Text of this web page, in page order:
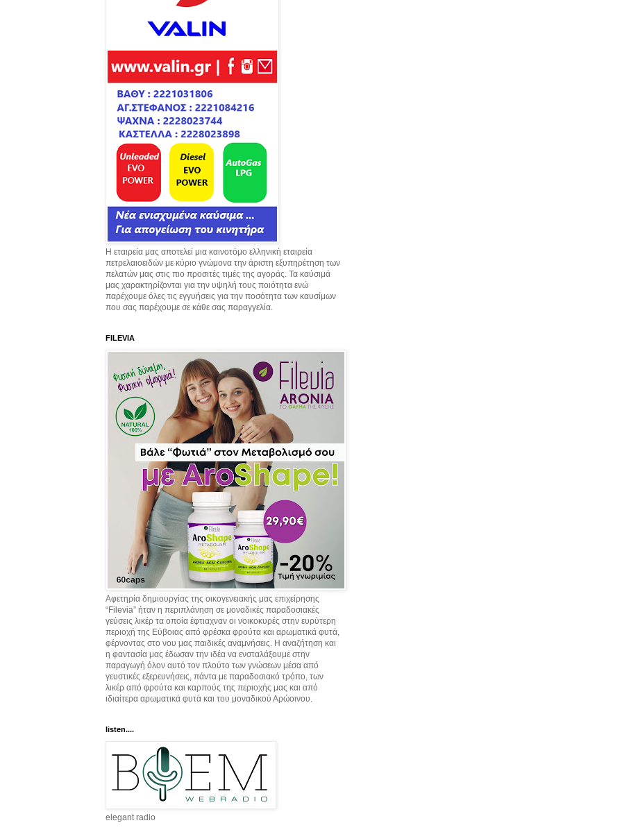
Η εταιρεία μας αποτελεί μια καινοτόμο ελληνική εταιρεία
πετρελαιοειδών με κύριο γνώμονα την άριστη εξυπηρέτηση των
πελατών μας στις πιο προσιτές τιμές της αγοράς. Τα καύσιμά
μας χαρακτηρίζονται για την υψηλή τους ποιότητα ενώ
παρέχουμε όλες τις εγγυήσεις για την ποσότητα των καυσίμων
που σας παρέχουμε σε κάθε σας παραγγελία.
FILEVIA
Αφετηρία δημιουργίας της οικογενειακής μας επιχείρησης
“Filevia” ήταν η περιπλάνηση σε μοναδικές παραδοσιακές
γεύσεις λικέρ τα οποία έφτιαχναν οι νοικοκυρές στην ευρύτερη
περιοχή της Εύβοιας από φρέσκα φρούτα και αρωματικά φυτά,
φέρνοντας στο νου μας παιδικές αναμνήσεις. Η αναζήτηση και
η φαντασία μας έδωσαν την ιδέα να ενσταλάξουμε στην
παραγωγή όλον αυτό τον πλούτο των γνώσεων μέσα από
γευστικές εξερευνήσεις, πάντα με παραδοσιακό τρόπο, των
λικέρ από φρούτα και καρπούς της περιοχής μας και από
ιδιαίτερα αρωματικά φυτά και του μοναδικού Αρώοινου.
listen....
elegant radio